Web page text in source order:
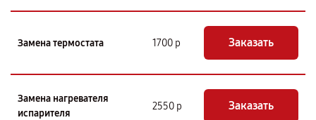
Замена термостата 1700 р Заказать
Замена нагревателя
испарителя
2550 р Заказать